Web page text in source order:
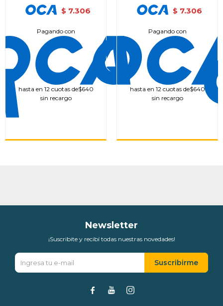
$ 7.306
Pagando con
hasta en 12 cuotas de$640
sin recargo
$ 7.306
Pagando con
hasta en 12 cuotas de$640
sin recargo
Newsletter
¡Suscribite y recibí todas nuestras novedades!
Suscribirme
  